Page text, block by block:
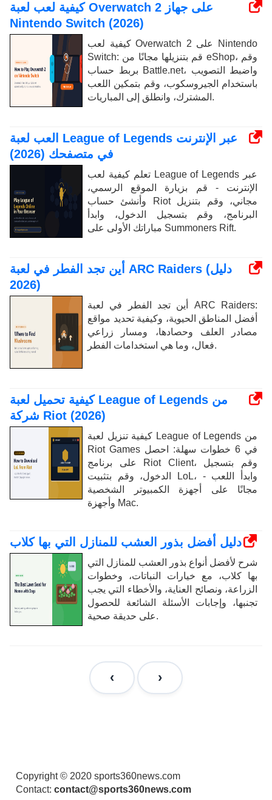
كيفية لعب لعبة Overwatch 2 على جهاز
Nintendo Switch (2026)
كيفية لعب Overwatch 2 على Nintendo
Switch: قم بتنزيلها مجانًا من eShop، وقم
بربط حساب Battle.net، واضبط التصويب
باستخدام الجيروسكوب، وقم بتمكين اللعب
المشترك، وانطلق إلى المباريات.
العب لعبة League of Legends عبر الإنترنت
في متصفحك (2026)
تعلم كيفية لعب League of Legends عبر
الإنترنت - قم بزيارة الموقع الرسمي،
وأنشئ حساب Riot مجاني، وقم بتنزيل
البرنامج، وقم بتسجيل الدخول، وابدأ
مباراتك الأولى على Summoners Rift.
أين تجد الفطر في لعبة ARC Raiders (دليل
2026)
أين تجد الفطر في لعبة ARC Raiders:
أفضل المناطق الحيوية، وكيفية تحديد مواقع
مصادر العلف وحصادها، ومسار زراعي
فعال، وما هي استخدامات الفطر.
كيفية تحميل لعبة League of Legends من
شركة Riot (2026)
كيفية تنزيل لعبة League of Legends من
Riot Games في 6 خطوات سهلة: احصل
على برنامج Riot Client، وقم بتسجيل
الدخول، وقم بتثبيت LoL، وابدأ اللعب -
مجانًا على أجهزة الكمبيوتر الشخصية
وأجهزة Mac.
دليل أفضل بذور العشب للمنازل التي بها كلاب
شرح لأفضل أنواع بذور العشب للمنازل التي
بها كلاب، مع خيارات النباتات، وخطوات
الزراعة، ونصائح العناية، والأخطاء التي يجب
تجنبها، وإجابات الأسئلة الشائعة للحصول
على حديقة صحية.
Copyright © 2020 sports360news.com
Contact: contact@sports360news.com